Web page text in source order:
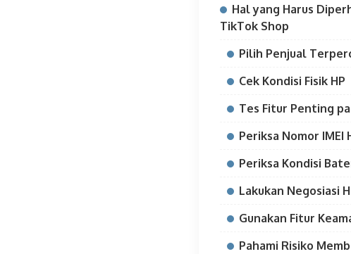
Hal yang Harus
TikTok Shop
Pilih Penjual
Cek Kondisi Fisik HP
Tes Fitur Penting
Periksa Nomor IMEI
Periksa Kondisi
Lakukan Negosiasi
Gunakan Fitur
Pahami Risiko